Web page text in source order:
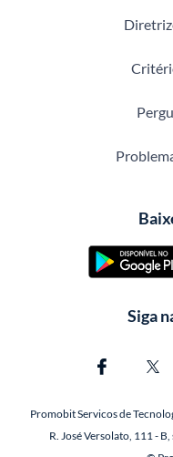
Siga
Promobit Servicos de
R. José Versolato, 111 -